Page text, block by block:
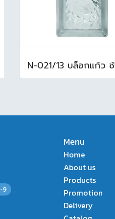
Menu
Home
About us
Products
Promotion
Delivery